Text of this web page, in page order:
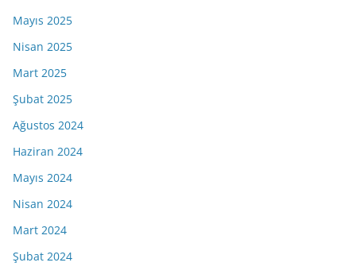
Mayıs 2025
Nisan 2025
Mart 2025
Şubat 2025
Ağustos 2024
Haziran 2024
Mayıs 2024
Nisan 2024
Mart 2024
Şubat 2024